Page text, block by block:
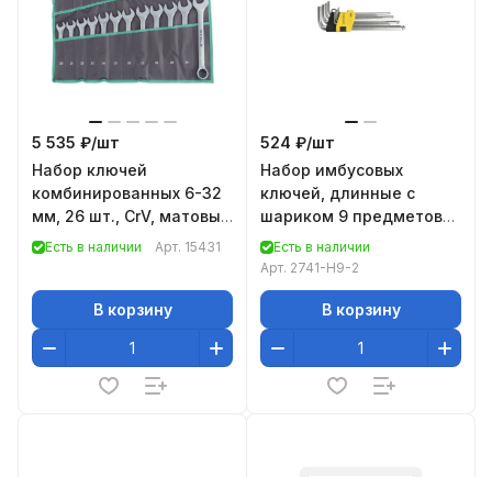
5 535 ₽/шт
Набор ключей
комбинированных 6-32
мм, 26 шт., CrV, матовый
хром// Stels
Есть в наличии Арт. 15431
В корзину
524 ₽/шт
Набор имбусовых
ключей, длинные с
шариком 9 предметов
STAYER MASTER 2741-
H9-2
Есть в наличии
Арт. 2741-H9-2
В корзину